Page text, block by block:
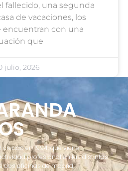
fallecido, una segunda
de vacaciones, los
encuentran con una
que
julio, 2026
en 1994, que viene
profesional en las distintas
dos oficinas de madrid.